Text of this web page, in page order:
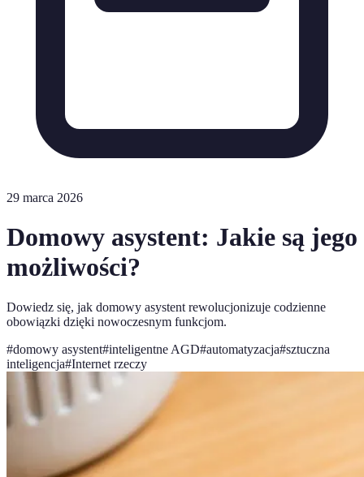
29 marca 2026
Domowy asystent: Jakie są jego
możliwości?
Dowiedz się, jak domowy asystent rewolucjonizuje codzienne
obowiązki dzięki nowoczesnym funkcjom.
#domowy asystent#inteligentne AGD#automatyzacja#sztuczna
inteligencja#Internet rzeczy